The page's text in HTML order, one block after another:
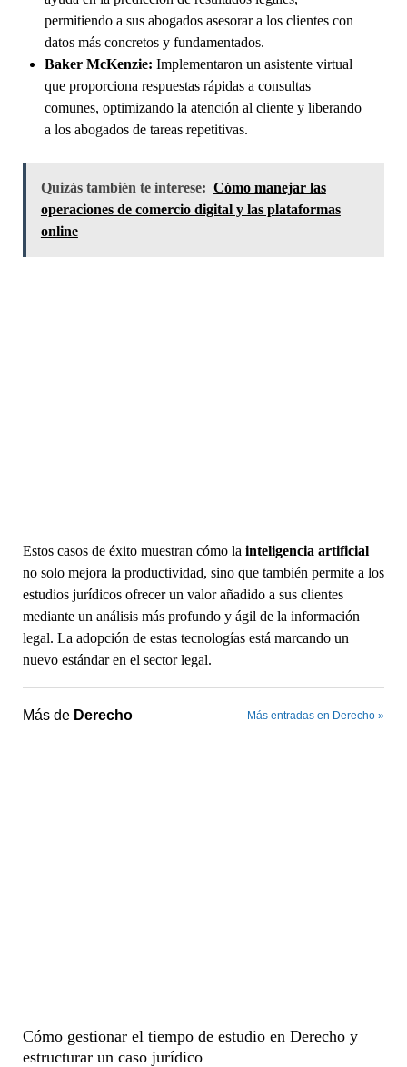
permitiendo a sus abogados asesorar a los clientes con
datos más concretos y fundamentados.
Baker McKenzie: Implementaron un asistente virtual
que proporciona respuestas rápidas a consultas
comunes, optimizando la atención al cliente y liberando
a los abogados de tareas repetitivas.
Quizás también te interese: Cómo manejar las
operaciones de comercio digital y las plataformas
online
Estos casos de éxito muestran cómo la inteligencia artificial
no solo mejora la productividad, sino que también permite a los
estudios jurídicos ofrecer un valor añadido a sus clientes
mediante un análisis más profundo y ágil de la información
legal. La adopción de estas tecnologías está marcando un
nuevo estándar en el sector legal.
Más de Derecho Más entradas en Derecho »
Cómo gestionar el tiempo de estudio en Derecho y
estructurar un caso jurídico